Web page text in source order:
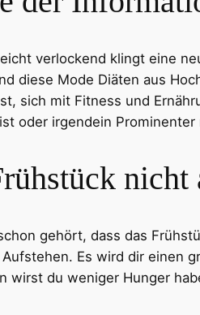
verlockend klingt eine
diese Mode Diäten aus
sich mit Fitness und
oder irgendein Prominenter
nicht
gehört, dass das
Es wird dir einen
wirst du weniger Hunger